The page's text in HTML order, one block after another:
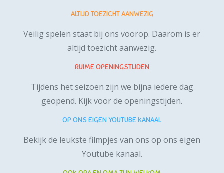
ALTIJD TOEZICHT AANWEZIG
Veilig spelen staat bij ons voorop. Daarom is er
altijd toezicht aanwezig.
RUIME OPENINGSTIJDEN
Tijdens het seizoen zijn we bijna iedere dag
geopend. Kijk voor de openingstijden.
OP ONS EIGEN YOUTUBE KANAAL
Bekijk de leukste filmpjes van ons op ons eigen
Youtube kanaal.